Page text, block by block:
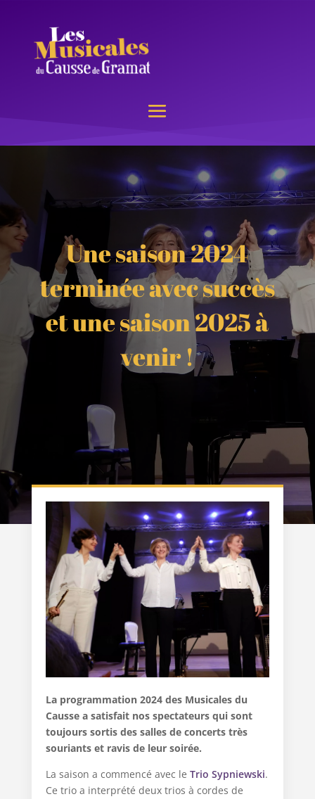
Une saison 2024
terminée avec succès
et une saison 2025 à
venir !
La programmation 2024 des Musicales du
Causse a satisfait nos spectateurs qui sont
toujours sortis des salles de concerts très
souriants et ravis de leur soirée.
La saison a commencé avec le Trio Sypniewski.
Ce trio a interprété deux trios à cordes de